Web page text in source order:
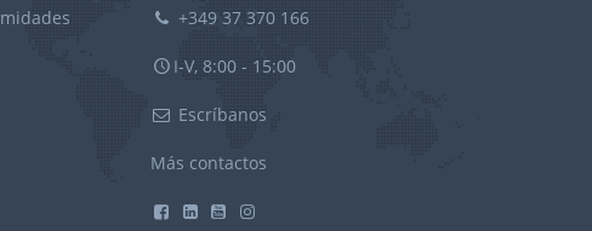
+349 37 370 166
I-V, 8:00 - 15:00
Escríbanos
Más contactos